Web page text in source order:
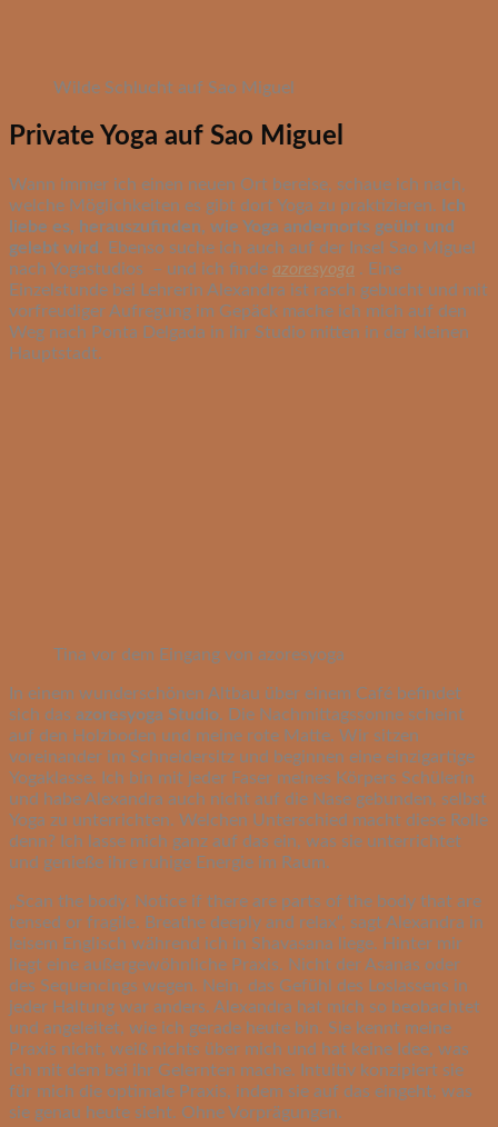
Wilde Schlucht auf Sao Miguel
Private Yoga auf Sao Miguel
Wann immer ich einen neuen Ort bereise, schaue ich nach,
welche Möglichkeiten es gibt dort Yoga zu praktizieren.
Ich
liebe es, herauszufinden, wie Yoga andernorts geübt und
gelebt wird . Ebenso suche ich auch auf der Insel Sao Miguel
nach Yogastudios – und ich finde azoresyoga . Eine
Einzelstunde bei Lehrerin Alexandra ist rasch gebucht und mit
vorfreudiger Aufregung im Gepäck mache ich mich auf den
Weg nach Ponta Delgada in ihr Studio mitten in der kleinen
Hauptstadt.
Tina vor dem Eingang von azoresyoga
In einem wunderschönen Altbau über einem Café befindet
sich das azoresyoga Studio. Die Nachmittagssonne scheint
auf den Holzboden und meine rote Matte. Wir sitzen
voreinander im Schneidersitz und beginnen eine einzigartige
Yogaklasse. Ich bin mit jeder Faser meines Körpers Schülerin
und habe Alexandra auch nicht auf die Nase gebunden, selbst
Yoga zu unterrichten. Welchen Unterschied macht diese Rolle
denn? Ich lasse mich ganz auf das ein, was sie unterrichtet
und genieße ihre ruhige Energie im Raum.
„Scan the body. Notice if there are parts of the body that are
tensed or fragile. Breathe deeply and relax“, sagt Alexandra in
leisem Englisch während ich in Shavasana liege. Hinter mir
liegt eine außergewöhnliche Praxis. Nicht der Asanas oder
des Sequencings wegen. Nein, das Gefühl des Loslassens in
jeder Haltung war anders. Alexandra hat mich so beobachtet
und angeleitet, wie ich gerade heute bin. Sie kennt meine
Praxis nicht, weiß nichts über mich und hat keine Idee, was
ich mit dem bei ihr Gelernten mache. Intuitiv konzipiert sie
für mich die optimale Praxis, indem sie auf das eingeht, was
sie genau heute sieht. Ohne Vorprägungen.